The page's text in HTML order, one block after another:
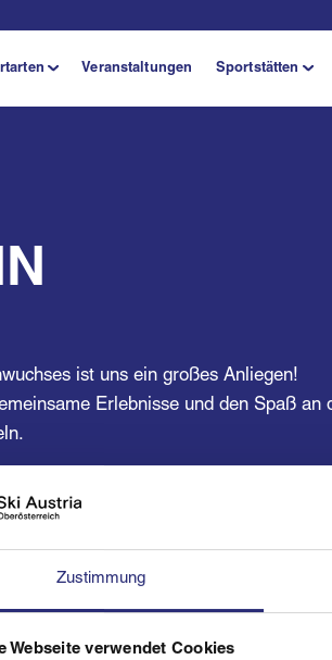
Zustimmung
Webseite verwendet Cookies
Veranstaltungen Sportstätten
ist uns ein großes Anliegen!
Erlebnisse und den Spaß